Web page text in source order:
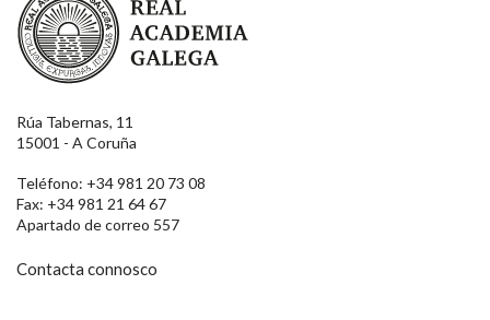
Rúa Tabernas, 11
15001 - A Coruña
Teléfono: +34 981 20 73 08
Fax: +34 981 21 64 67
Apartado de correo 557
Contacta connosco